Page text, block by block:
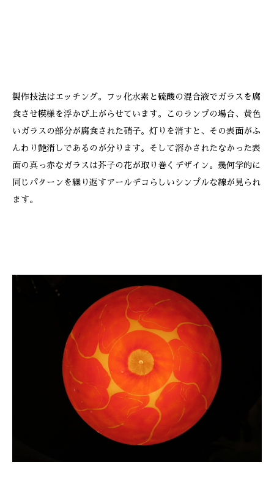
製作技法はエッチング。フッ化水素と硫酸の混合液でガラスを腐
食させ模様を浮かび上がらせています。このランプの場合、黄色
いガラスの部分が腐食された硝子。灯りを消すと、その表面がふ
んわり艶消しであるのが分ります。そして溶かされたなかった表
面の真っ赤なガラスは芥子の花が取り巻くデザイン。幾何学的に
同じパターンを繰り返すアールデコらしいシンプルな線が見られ
ます。